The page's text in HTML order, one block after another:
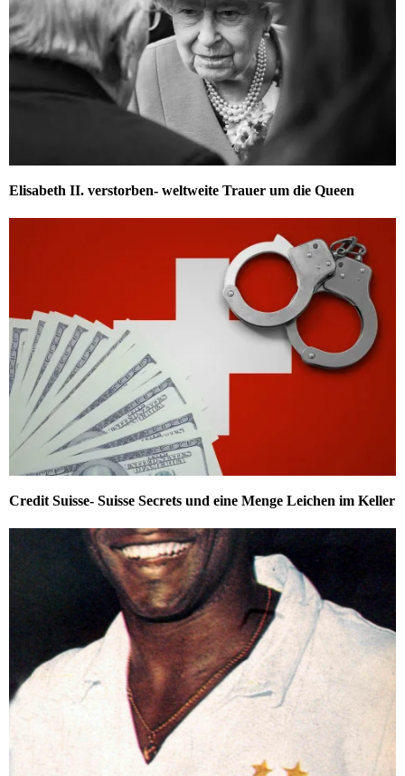
Elisabeth II. verstorben- weltweite Trauer um die Queen
Credit Suisse- Suisse Secrets und eine Menge Leichen im Keller